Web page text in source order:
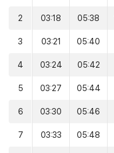
2 03:18 05:38
3 03:21 05:40
4 03:24 05:42
5 03:27 05:44
6 03:30 05:46
7 03:33 05:48